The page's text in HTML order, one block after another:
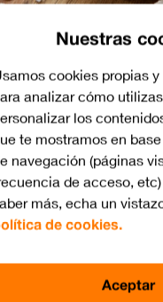
llamadas
PIN
Nuestras
cookies propias
analizar cómo
los
te mostramos en
navegación (páginas
de acceso,
más, echa un
de cookies.
Aceptar